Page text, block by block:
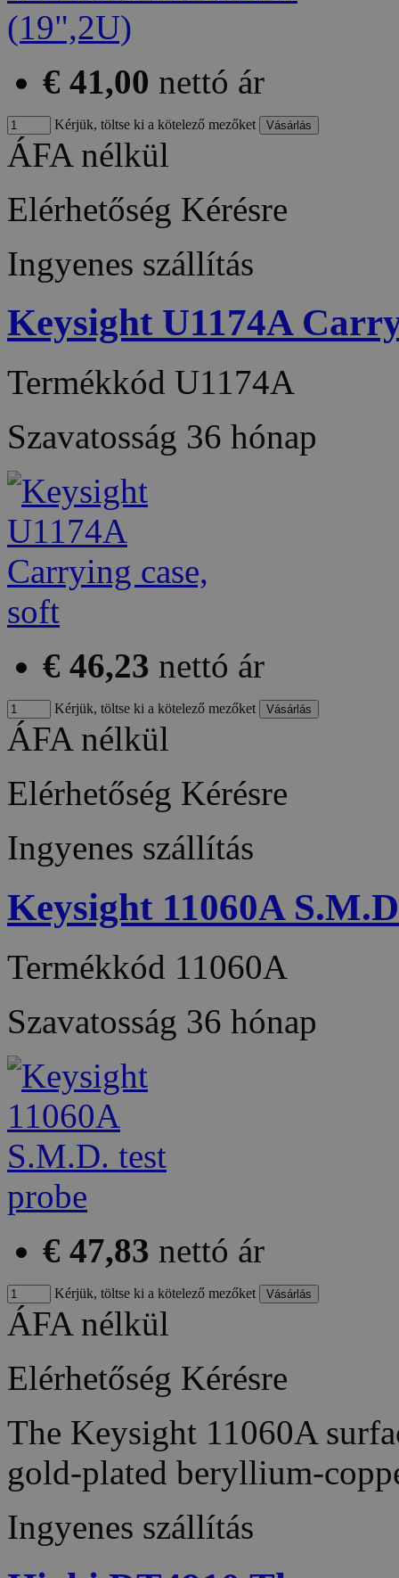
€ 41,00 nettó ár
Kérjük, töltse ki a kötelező mezőket
ÁFA nélkül
Elérhetőség Kérésre
Ingyenes szállítás
Keysight U1174A
Termékkód U1174A
Szavatosság 36 hónap
€ 46,23 nettó ár
Kérjük, töltse ki a kötelező mezőket
ÁFA nélkül
Elérhetőség Kérésre
Ingyenes szállítás
Keysight 11060A
Termékkód 11060A
Szavatosság 36 hónap
€ 47,83 nettó ár
Kérjük, töltse ki a kötelező mezőket
ÁFA nélkül
Elérhetőség Kérésre
The Keysight 11060A
gold-plated beryllium-
Ingyenes szállítás